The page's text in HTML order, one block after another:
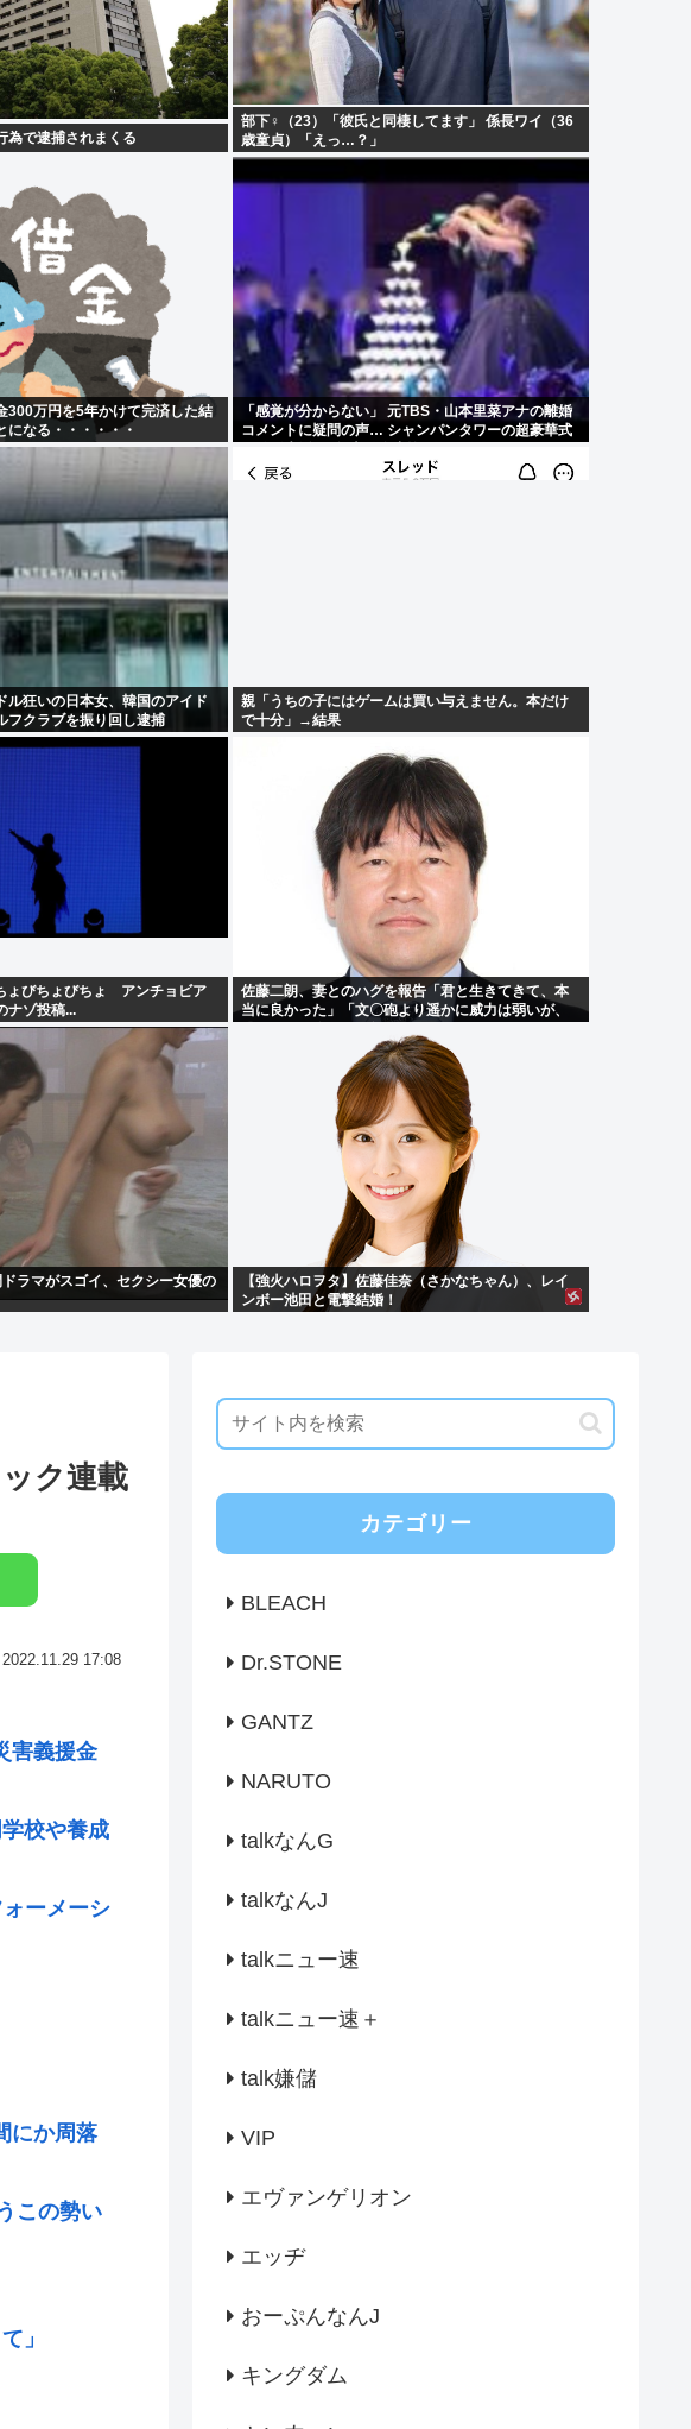
為で逮捕されまくる
部下♀（23）「彼氏と同棲してます」 係長ワイ（36
歳童貞）「えっ…？」
300万円を5年かけて完済した結
になる・・・・・・
「感覚が分からない」 元TBS・山本里菜アナの離婚
コメントに疑問の声… シャンパンタワーの超豪華式
ル狂いの日本女、韓国のアイド
フクラブを振り回し逮捕
親「うちの子にはゲームは買い与えません。本だけ
で十分」→結果
ょびちょびちょ アンチョビア
ナゾ投稿...
佐藤二朗、妻とのハグを報告「君と生きてきて、本
当に良かった」「文〇砲より遥かに威力は弱いが、
ドラマがスゴイ、セクシー女優の
【強火ハロヲタ】佐藤佳奈（さかなちゃん）、レイ
ンボー池田と電撃結婚！
ク連載
2022.11.29 17:08
害義援金
校や養成
ーメーシ
にか周落
この勢い
」
カテゴリー
BLEACH
Dr.STONE
GANTZ
NARUTO
talkなんG
talkなんJ
talkニュー速
talkニュー速＋
talk嫌儲
VIP
エヴァンゲリオン
エッヂ
おーぷんなんJ
キングダム